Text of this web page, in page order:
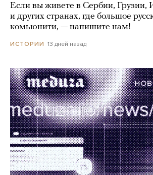
Если вы живете в Сербии, Грузии,
и других странах, где большое
комьюнити, — напишите нам!
ИСТОРИИ 13 дней назад